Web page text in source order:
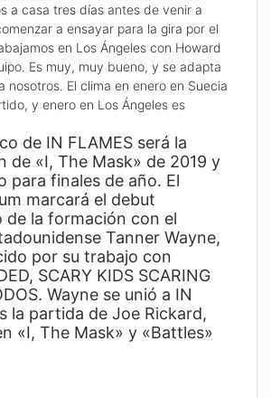
a casa tres días antes de venir a
a ensayar para la gira por el
en Los Ángeles con Howard
Es muy, muy bueno, y se adapta
nosotros. El clima en enero en Suecia
y enero en Los Ángeles es
de IN FLAMES será la
de «I, The Mask» de 2019 y
para finales de año. El
marcará el debut
de la formación con el
Tanner Wayne,
por su trabajo con
SCARY KIDS SCARING
Wayne se unió a IN
la partida de Joe Rickard,
«I, The Mask» y «Battles»